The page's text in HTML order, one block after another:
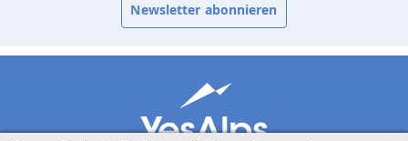
Newsletter abonnieren